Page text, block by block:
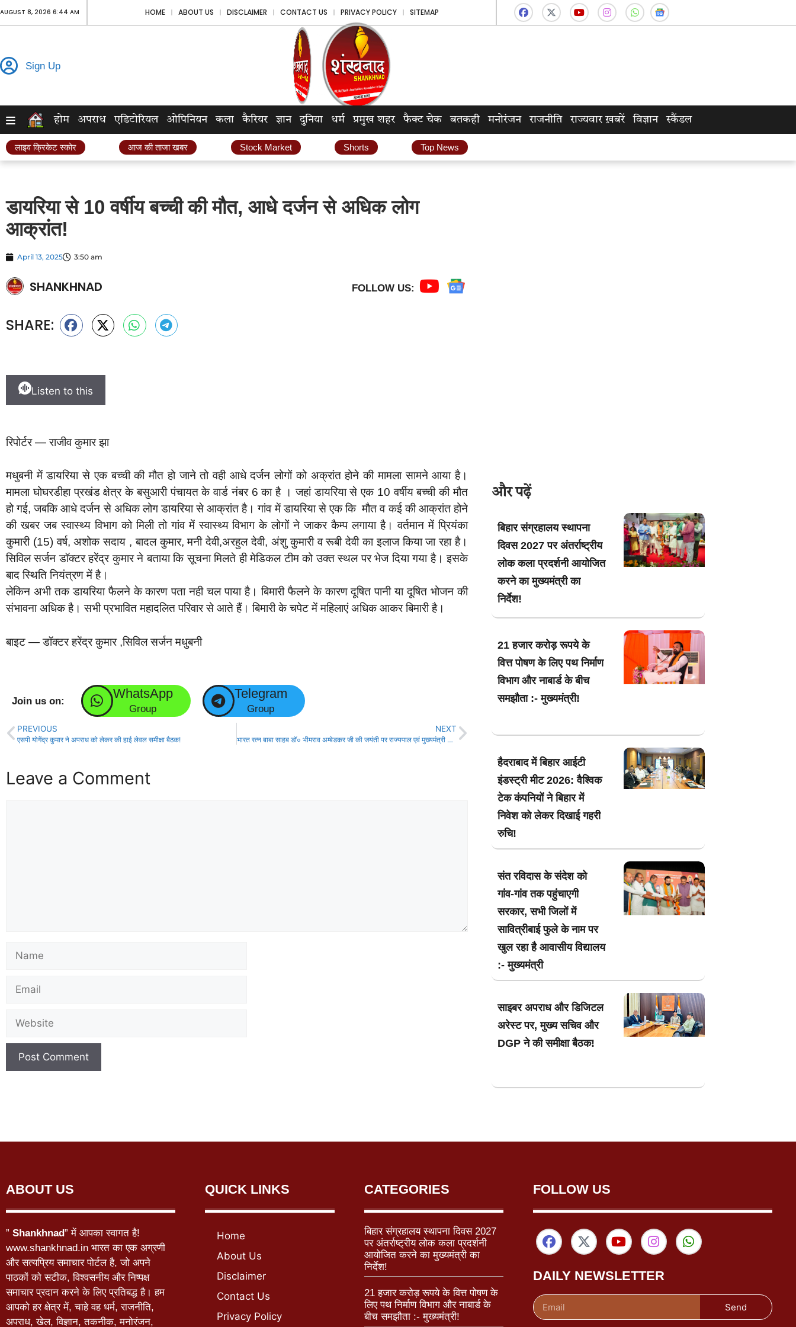
AUGUST 8, 2026 6:44 AM HOME ABOUT US DISCLAIMER CONTACT US PRIVACY POLICY SITEMAP
Sign Up
होम अपराध एडिटोरियल ओपिनियन कला कैरियर ज्ञान दुनिया धर्म प्रमुख शहर फैक्ट चेक बतकही मनोरंजन राजनीति राज्यवार ख़बरें विज्ञान स्कैंडल
लाइव क्रिकेट स्कोर आज की ताजा खबर Stock Market Shorts Top News
डायरिया से 10 वर्षीय बच्ची की मौत, आधे दर्जन से अधिक लोग
आक्रांत!
April 13, 2025 3:50 am
SHANKHNAD FOLLOW US:
SHARE:
Listen to this
रिपोर्टर — राजीव कुमार झा
मधुबनी में डायरिया से एक बच्ची की मौत हो जाने तो वही आधे दर्जन लोगों को अक्रांत होने की मामला सामने आया है।
मामला घोघरडीहा प्रखंड क्षेत्र के बसुआरी पंचायत के वार्ड नंबर 6 का है । जहां डायरिया से एक 10 वर्षीय बच्ची की मौत
हो गई, जबकि आधे दर्जन से अधिक लोग डायरिया से आक्रांत है। गांव में डायरिया से एक कि मौत व कई की आक्रांत होने
की खबर जब स्वास्थ्य विभाग को मिली तो गांव में स्वास्थ्य विभाग के लोगों ने जाकर कैम्प लगाया है। वर्तमान में प्रियंका
कुमारी (15) वर्ष, अशोक सदाय , बादल कुमार, मनी देवी,अरहुल देवी, अंशु कुमारी व रूबी देवी का इलाज किया जा रहा है।
सिविल सर्जन डॉक्टर हरेंद्र कुमार ने बताया कि सूचना मिलते ही मेडिकल टीम को उक्त स्थल पर भेज दिया गया है। इसके
बाद स्थिति नियंत्रण में है।
लेकिन अभी तक डायरिया फैलने के कारण पता नही चल पाया है। बिमारी फैलने के कारण दूषित पानी या दूषित भोजन की
संभावना अधिक है। सभी प्रभावित महादलित परिवार से आते हैं। बिमारी के चपेट में महिलाएं अधिक आकर बिमारी है।
बाइट — डॉक्टर हरेंद्र कुमार ,सिविल सर्जन मधुबनी
Join us on:
WhatsApp
Group
Telegram
Group
PREVIOUS
एसपी योगेंद्र कुमार ने अपराध को लेकर की हाई लेवल समीक्षा बैठक!
NEXT
भारत रत्न बाबा साहब डॉ० भीमराव अम्बेडकर जी की जयंती पर राज्यपाल एवं मुख्यमंत्री ने श्रद्धांजलि अर्पित की!
Leave a Comment
और पढ़ें
बिहार संग्रहालय स्थापना
दिवस 2027 पर अंतर्राष्ट्रीय
लोक कला प्रदर्शनी आयोजित
करने का मुख्यमंत्री का
निर्देश!
21 हजार करोड़ रूपये के
वित्त पोषण के लिए पथ निर्माण
विभाग और नाबार्ड के बीच
समझौता :- मुख्यमंत्री!
हैदराबाद में बिहार आईटी
इंडस्ट्री मीट 2026: वैश्विक
टेक कंपनियों ने बिहार में
निवेश को लेकर दिखाई गहरी
रुचि!
संत रविदास के संदेश को
गांव-गांव तक पहुंचाएगी
सरकार, सभी जिलों में
सावित्रीबाई फुले के नाम पर
खुल रहा है आवासीय विद्यालय
:- मुख्यमंत्री
साइबर अपराध और डिजिटल
अरेस्ट पर, मुख्य सचिव और
DGP ने की समीक्षा बैठक!
ABOUT US
” Shankhnad” में आपका स्वागत है!
www.shankhnad.in भारत का एक अग्रणी
और सत्यप्रिय समाचार पोर्टल है, जो अपने
पाठकों को सटीक, विश्वसनीय और निष्पक्ष
समाचार प्रदान करने के लिए प्रतिबद्ध है। हम
आपको हर क्षेत्र में, चाहे वह धर्म, राजनीति,
अपराध, खेल, विज्ञान, तकनीक, मनोरंजन,
QUICK LINKS
Home
About Us
Disclaimer
Contact Us
Privacy Policy
CATEGORIES
बिहार संग्रहालय स्थापना दिवस 2027
पर अंतर्राष्ट्रीय लोक कला प्रदर्शनी
आयोजित करने का मुख्यमंत्री का
निर्देश!
21 हजार करोड़ रूपये के वित्त पोषण के
लिए पथ निर्माण विभाग और नाबार्ड के
बीच समझौता :- मुख्यमंत्री!
FOLLOW US
DAILY NEWSLETTER
Send